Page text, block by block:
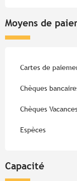
Moyens de
Cartes de
Chèques
Chèques
Espèces
Capacité